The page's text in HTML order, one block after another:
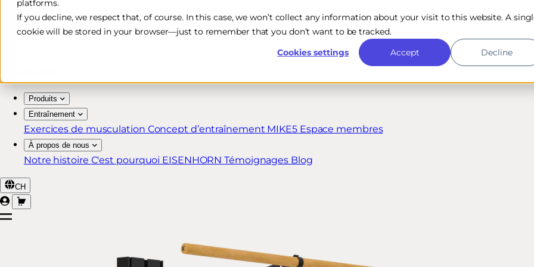
platforms.
If you decline, we respect that, of course. In this case, we won’t collect any information about your visit to this website. A
cookie will be stored in your browser—just to remember that you don’t want to be tracked.
Cookies settings
Accept Decline
Livraison rapide et gratuite*
Retour sous 30 jours
Produits
Entraînement
Exercices de musculation Concept d’entraînement MIKE5 Espace membres
À propos de nous
Notre histoire C'est pourquoi EISENHORNTémoignages Blog
CH